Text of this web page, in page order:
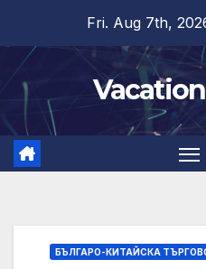
content
Fri. Aug 7th,
БЪЛГАРО-КИТАЙСКА